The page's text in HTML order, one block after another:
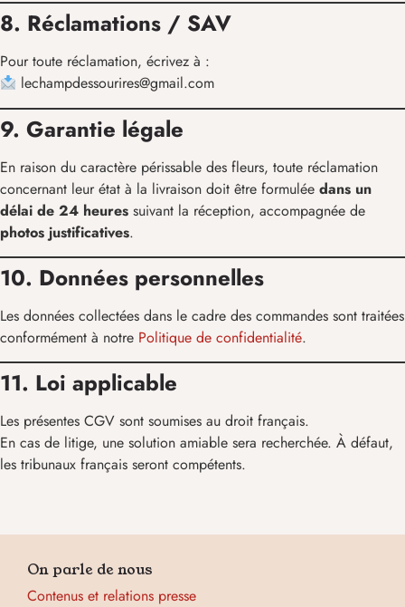
8. Réclamations / SAV
Pour toute réclamation, écrivez à :
lechampdessourires@gmail.com
9. Garantie légale
En raison du caractère périssable des fleurs, toute réclamation
concernant leur état à la livraison doit être formulée dans un
délai de 24 heures suivant la réception, accompagnée de
photos justificatives.
10. Données personnelles
Les données collectées dans le cadre des commandes sont traitées
conformément à notre Politique de confidentialité.
11. Loi applicable
Les présentes CGV sont soumises au droit français.
En cas de litige, une solution amiable sera recherchée. À défaut,
les tribunaux français seront compétents.
On parle de nous
Contenus et relations presse